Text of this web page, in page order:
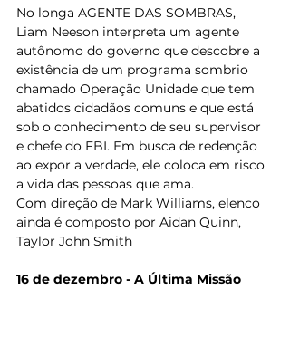
No longa AGENTE DAS SOMBRAS,
Liam Neeson interpreta um agente
autônomo do governo que descobre a
existência de um programa sombrio
chamado Operação Unidade que tem
abatidos cidadãos comuns e que está
sob o conhecimento de seu supervisor
e chefe do FBI. Em busca de redenção
ao expor a verdade, ele coloca em risco
a vida das pessoas que ama.
Com direção de Mark Williams, elenco
ainda é composto por Aidan Quinn,
Taylor John Smith
16 de dezembro - A Última Missão